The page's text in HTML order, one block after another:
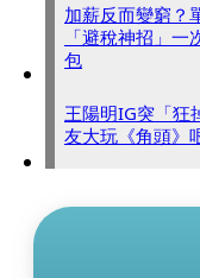
加薪反而變窮？
「避稅神招」
包
王陽明IG突「
友大玩《角頭》